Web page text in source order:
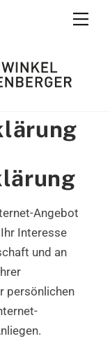
Angebot
Interesse
und an
persönlichen